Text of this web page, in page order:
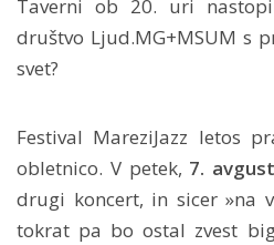
Taverni ob 20. uri
društvo Ljud.MG+MSUM s
svet?
Festival MareziJazz letos
obletnico. V petek, 7.
drugi koncert, in sicer »na
tokrat pa bo ostal zvest